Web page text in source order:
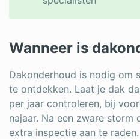
Wanneer is
Dakonderhoud is nodig om
te ontdekken. Laat je dak
per jaar controleren, bij
najaar. Na een zware storm
extra inspectie aan te raden.